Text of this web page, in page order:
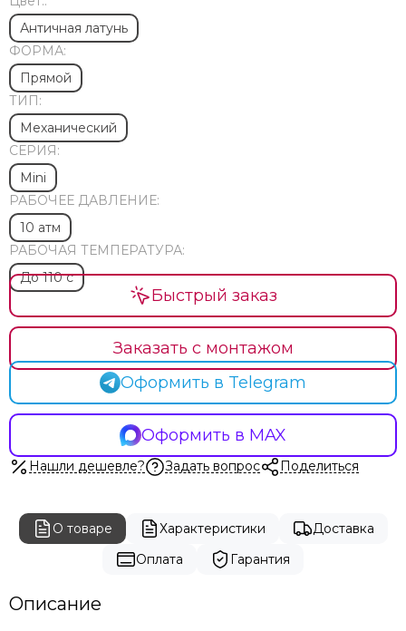
Античная латунь
ФОРМА:
Прямой
ТИП:
Механический
СЕРИЯ:
Mini
РАБОЧЕЕ ДАВЛЕНИЕ:
10 атм
РАБОЧАЯ ТЕМПЕРАТУРА:
До 110 с
Быстрый заказ
Заказать с монтажом
Оформить в Telegram
Оформить в MAX
Нашли дешевле? Задать вопрос Поделиться
О товаре Характеристики
Доставка
Оплата
Гарантия
Описание